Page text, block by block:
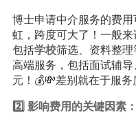
博士申请中介服务的费
虹，跨度可大了！一般来
包括学校筛选、资料整
高端服务，包括面试辅
元！💰💸差别就在于服务
2️⃣ 影响费用的关键因素：